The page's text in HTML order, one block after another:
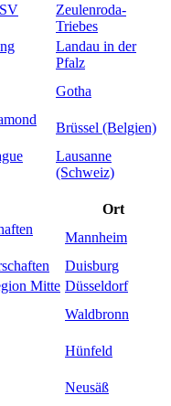
Zeulenroda-
Triebes
Landau in der
Pfalz
Gotha
Brüssel (Belgien)
Lausanne
(Schweiz)
Ort
Mannheim
Duisburg
Mitte Düsseldorf
Waldbronn
Hünfeld
Neusäß